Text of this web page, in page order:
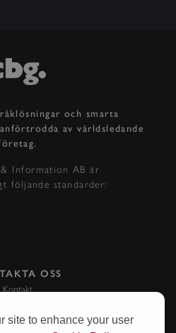
site to enhance your user
och smarta
av världsledande
Information AB är
följande standarder:
OSS
Kontakt
Karriär